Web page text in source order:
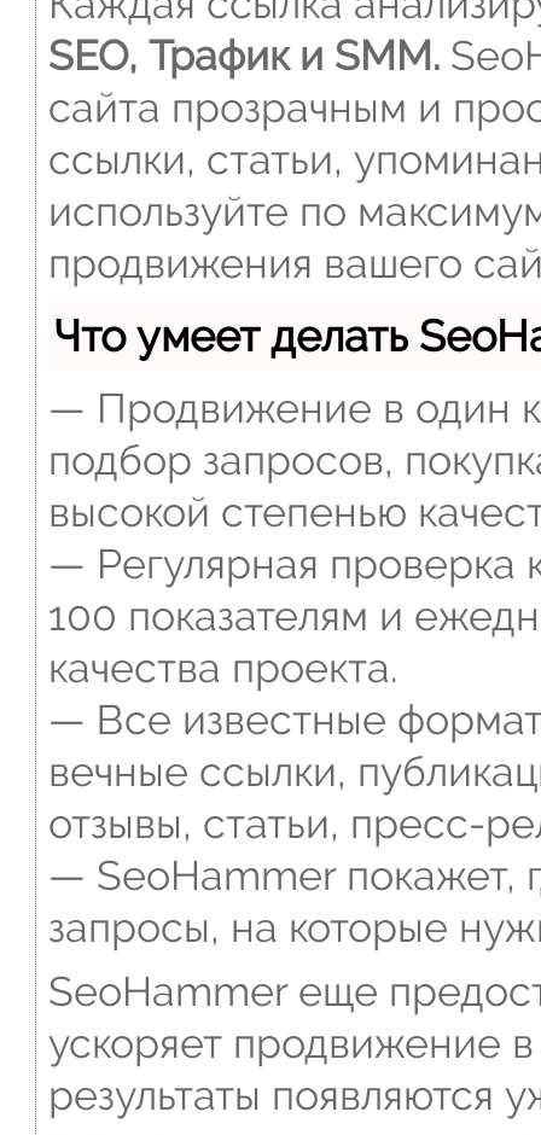
SEO, Трафик и SMM.
сайта прозрачным и
ссылки, статьи,
используйте по
продвижения вашего
Что умеет делать
— Продвижение в один
подбор запросов,
высокой степенью
— Регулярная проверка
100 показателям и
качества проекта.
— Все известные
вечные ссылки,
отзывы, статьи, пресс-
— SeoHammer покажет,
запросы, на которые
SeoHammer еще
ускоряет продвижение
результаты появляются